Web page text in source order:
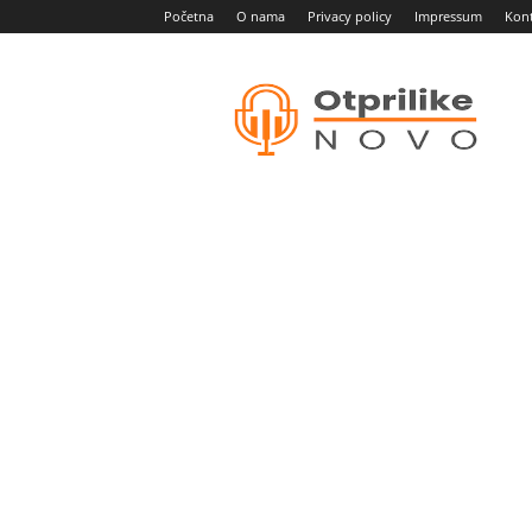
Početna O nama Privacy policy Impressum
novo